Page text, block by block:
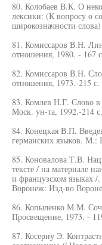
80. Колобаев В.К. О
лексики: (К вопросу о
широкозначности
81. Комиссаров В.Н.
отношения, 1980. - 167
82. Комиссаров В.Н.
отношения, 1973.-215 с.
83. Комлев Н.Г. Слово
Моск. ун-та, 1992.-214 с.
84. Конецкая В.П.
германских языков.
85. Коновалова Т.В.
тексте / на материале
и французском языках
Воронеж: Изд-во
86. Копыленко М.М.
Просвещение, 1973. -
87. Косериу Э.